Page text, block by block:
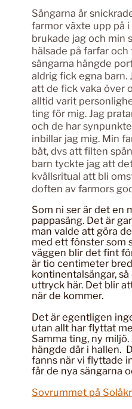
Sängarna är
farmor växte upp på
brukade jag och min
hälsade på farfar
sängarna hängde
aldrig fick egna barn.
att de fick vaka över
alltid varit
ting för mig. Jag
och de har
inbillar jag mig. Min
båt, dvs att filten
barn tyckte jag att
kvällsritual att bli
doften av farmors
Som ni ser är det en
pappasäng. Det är
man valde att göra
med ett fönster som
väggen blir det fint
är tio centimeter
kontinentalsängar,
uttryck här. Det blir
när de kommer.
Det är egentligen
utan allt har flyttat
Samma ting, ny
hängde där i hallen.
fanns när vi flyttade
får de nya sängarna
Sovrummet på